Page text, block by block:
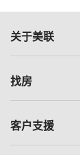
关于美联
美联集团
人才招募
找房
一手新房
客户支援